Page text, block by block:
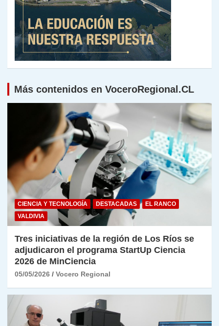
Más contenidos en VoceroRegional.CL
CIENCIA Y TECNOLOGÍA DESTACADAS
EL RANCO
VALDIVIA
Tres iniciativas de la región de Los Ríos se
adjudicaron el programa StartUp Ciencia
2026 de MinCiencia
05/05/2026 Vocero Regional